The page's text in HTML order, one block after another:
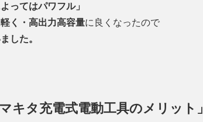
ってはパワフル」
く・高出力高容量に良くなったので
した。
マキタ充電式電動工具のメリット」